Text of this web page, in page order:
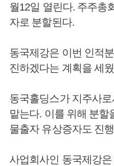
월12일 열린다. 주주총
자로 분할된다.
동국제강은 이번 인적
진하겠다는 계획을 세
동국홀딩스가 지주사
맡는다. 이를 위해 분할
물출자 유상증자도 진
사업회사인 동국제강